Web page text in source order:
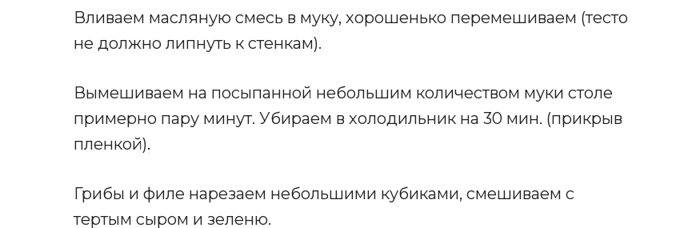
Вливаем масляную смесь в муку, хорошенько перемешиваем (тесто
не должно липнуть к стенкам).
Вымешиваем на посыпанной небольшим количеством муки столе
примерно пару минут. Убираем в холодильник на 30 мин. (прикрыв
пленкой).
Грибы и филе нарезаем небольшими кубиками, смешиваем с
тертым сыром и зеленю.